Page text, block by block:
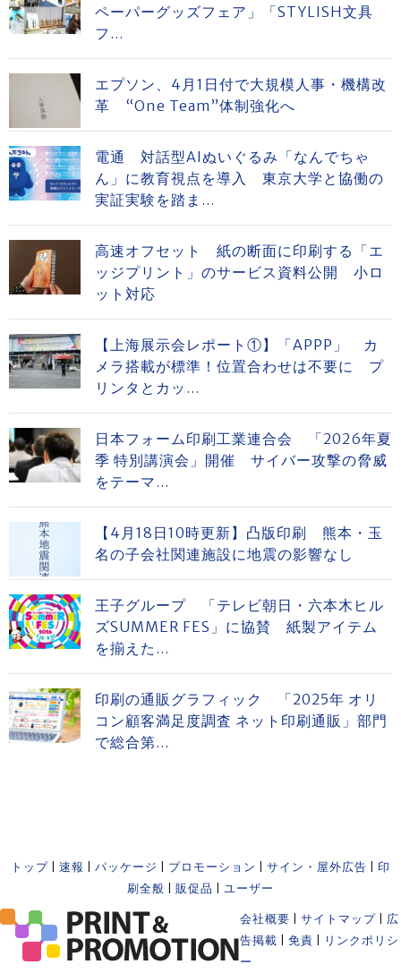
ペーパーグッズフェア」「STYLISH文具
フ...
エプソン、4月1日付で大規模人事・機構改
革 “One Team”体制強化へ
電通 対話型AIぬいぐるみ「なんでちゃ
ん」に教育視点を導入 東京大学と協働の
実証実験を踏ま...
高速オフセット 紙の断面に印刷する「エ
ッジプリント」のサービス資料公開 小ロ
ット対応
【上海展示会レポート①】「APPP」 カ
メラ搭載が標準！位置合わせは不要に プ
リンタとカッ...
日本フォーム印刷工業連合会 「2026年夏
季 特別講演会」開催 サイバー攻撃の脅威
をテーマ...
【4月18日10時更新】凸版印刷 熊本・玉
名の子会社関連施設に地震の影響なし
王子グループ 「テレビ朝日・六本木ヒル
ズSUMMER FES」に協賛 紙製アイテム
を揃えた...
印刷の通販グラフィック 「2025年 オリ
コン顧客満足度調査 ネット印刷通販」部門
で総合第...
トップ 速報 パッケージ プロモーション サイン・屋外広告
印
刷全般
販促品 ユーザー
会社概要 サイトマップ
広
告掲載
免責
リンクポリシ
ー